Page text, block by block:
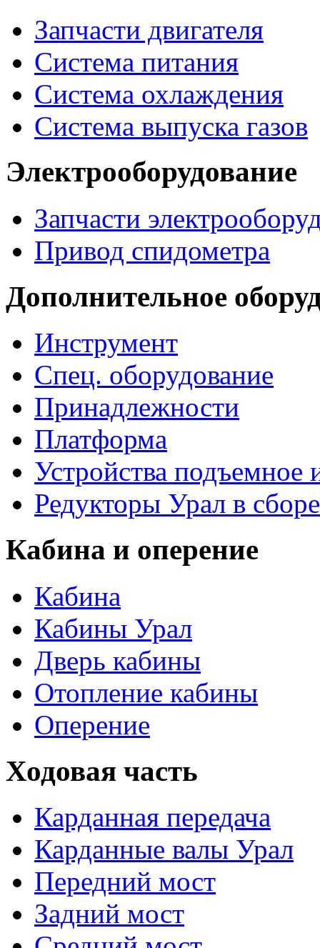
Запчасти двигателя
Система питания
Система охлаждения
Система выпуска газов
Электрооборудование
Запчасти
Привод спидометра
Дополнительное
Инструмент
Спец. оборудование
Принадлежности
Платформа
Устройства
Редукторы Урал в сборе
Кабина и оперение
Кабина
Кабины Урал
Дверь кабины
Отопление кабины
Оперение
Ходовая часть
Карданная передача
Карданные валы Урал
Передний мост
Задний мост